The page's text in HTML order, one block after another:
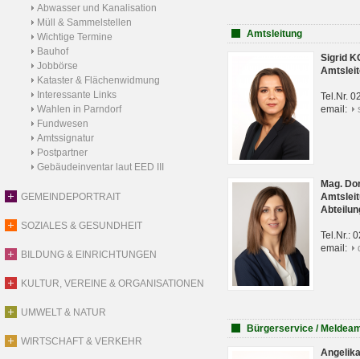
Abwasser und Kanalisation
Müll & Sammelstellen
Wichtige Termine
Bauhof
Jobbörse
Kataster & Flächenwidmung
Interessante Links
Wahlen in Parndorf
Fundwesen
Amtssignatur
Postpartner
Gebäudeinventar laut EED III
GEMEINDEPORTRAIT
SOZIALES & GESUNDHEIT
BILDUNG & EINRICHTUNGEN
KULTUR, VEREINE & ORGANISATIONEN
UMWELT & NATUR
WIRTSCHAFT & VERKEHR
Amtsleitung
Sigrid
Tel.Nr.
email:
Mag.
Tel.Nr.:
email:
Bürgerservice /